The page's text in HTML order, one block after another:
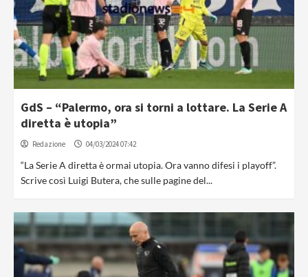
GdS – “Palermo, ora si torni a lottare. La Serie A
diretta è utopia”
Redazione 04/03/2024 07:42
“La Serie A diretta è ormai utopia. Ora vanno difesi i playoff”.
Scrive così Luigi Butera, che sulle pagine del...